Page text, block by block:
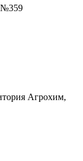
№359
Агрохим,